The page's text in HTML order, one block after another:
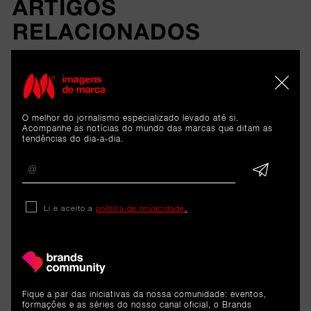
ARTIGOS
RELACIONADOS
Análise
Hailey Bieber definiu meta de
mil milhões de dólares para
vender a Rhode - e conseguiu.
pequenos empresários?
O melhor do jornalismo especializado levado até si.
Acompanhe as notícias do mundo das marcas que ditam as
tendências do dia-a-dia.
Li e aceito a política de privacidade.
Fique a par das iniciativas da nossa comunidade: eventos,
formações e as séries do nosso canal oficial, o Brands